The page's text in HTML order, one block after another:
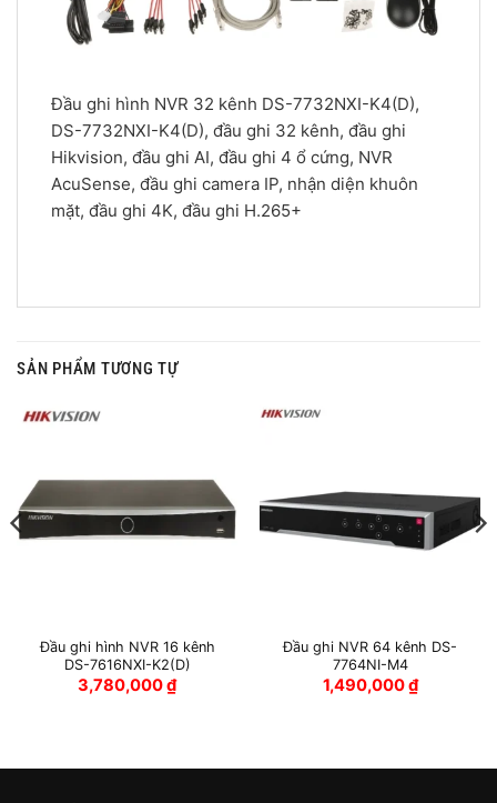
Đầu ghi hình NVR 32 kênh DS-7732NXI-K4(D),
DS-7732NXI-K4(D), đầu ghi 32 kênh, đầu ghi
Hikvision, đầu ghi AI, đầu ghi 4 ổ cứng, NVR
AcuSense, đầu ghi camera IP, nhận diện khuôn
mặt, đầu ghi 4K, đầu ghi H.265+
SẢN PHẨM TƯƠNG TỰ
Đầu ghi hình NVR 16 kênh
DS-7616NXI-K2(D)
3,780,000₫
Đầu ghi NVR 64 kênh DS-
7764NI-M4
1,490,000₫